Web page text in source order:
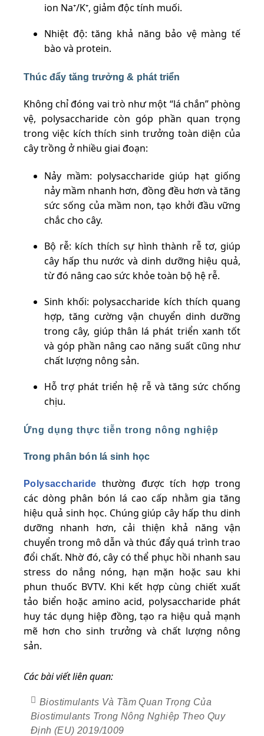
ion Na⁺/K⁺, giảm độc tính muối.
Nhiệt độ: tăng khả năng bảo vệ màng tế
bào và protein.
Thúc đẩy tăng trưởng & phát triển
Không chỉ đóng vai trò như một “lá chắn” phòng
vệ, polysaccharide còn góp phần quan trọng
trong việc kích thích sinh trưởng toàn diện của
cây trồng ở nhiều giai đoạn:
Nảy mầm: polysaccharide giúp hạt giống
nảy mầm nhanh hơn, đồng đều hơn và tăng
sức sống của mầm non, tạo khởi đầu vững
chắc cho cây.
Bộ rễ: kích thích sự hình thành rễ tơ, giúp
cây hấp thu nước và dinh dưỡng hiệu quả,
từ đó nâng cao sức khỏe toàn bộ hệ rễ.
Sinh khối: polysaccharide kích thích quang
hợp, tăng cường vận chuyển dinh dưỡng
trong cây, giúp thân lá phát triển xanh tốt
và góp phần nâng cao năng suất cũng như
chất lượng nông sản.
Hỗ trợ phát triển hệ rễ và tăng sức chống
chịu.
Ứng dụng thực tiễn trong nông nghiệp
Trong phân bón lá sinh học
Polysaccharide thường được tích hợp trong
các dòng phân bón lá cao cấp nhằm gia tăng
hiệu quả sinh học. Chúng giúp cây hấp thu dinh
dưỡng nhanh hơn, cải thiện khả năng vận
chuyển trong mô dẫn và thúc đẩy quá trình trao
đổi chất. Nhờ đó, cây có thể phục hồi nhanh sau
stress do nắng nóng, hạn mặn hoặc sau khi
phun thuốc BVTV. Khi kết hợp cùng chiết xuất
tảo biển hoặc amino acid, polysaccharide phát
huy tác dụng hiệp đồng, tạo ra hiệu quả mạnh
mẽ hơn cho sinh trưởng và chất lượng nông
sản.
Các bài viết liên quan:
Biostimulants Và Tầm Quan Trọng Của
Biostimulants Trong Nông Nghiệp Theo Quy
Định (EU) 2019/1009